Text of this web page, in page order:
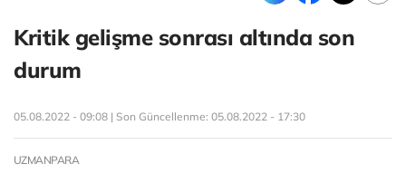
Kritik gelişme sonrası altında son
durum
05.08.2022 - 09:08 | Son Güncellenme: 05.08.2022 - 17:30
UZMANPARA